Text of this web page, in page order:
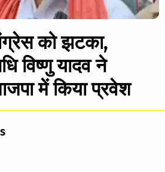
को झटका,
विष्णु यादव ने
में किया प्रवेश